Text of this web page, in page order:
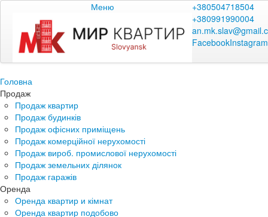
Меню
+380504718504
+380991990004
FacebookInstagram
Головна
Продаж
Продаж квартир
Продаж будинків
Продаж офісних приміщень
Продаж комерційної нерухомості
Продаж вироб. промислової нерухомості
Продаж земельних ділянок
Продаж гаражів
Оренда
Оренда квартир и кімнат
Оренда квартир подобово